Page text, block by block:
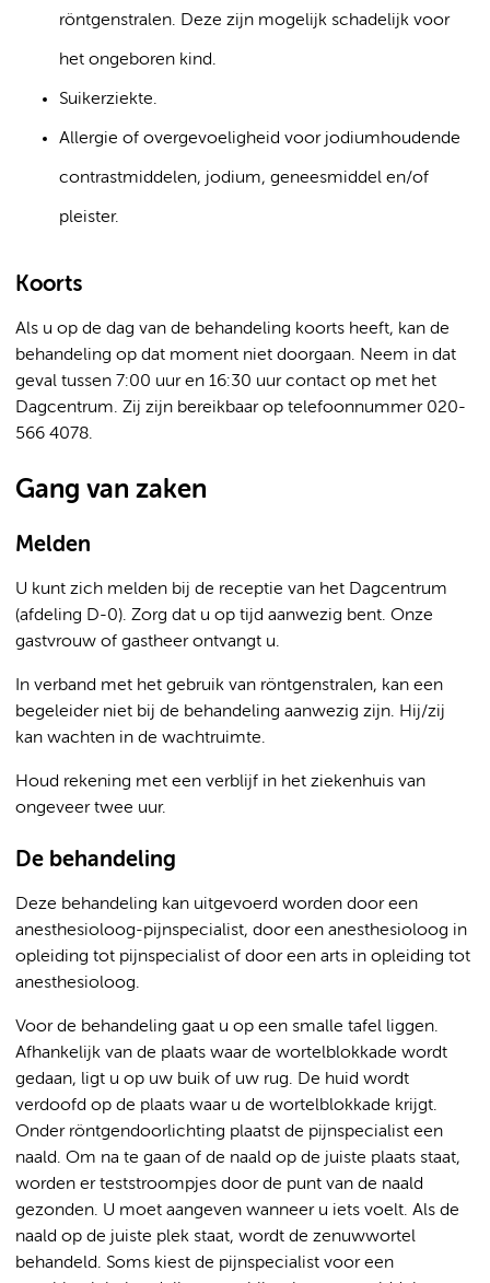
röntgenstralen. Deze zijn mogelijk schadelijk voor
het ongeboren kind.
Suikerziekte.
Allergie of overgevoeligheid voor jodiumhoudende
contrastmiddelen, jodium, geneesmiddel en/of
pleister.
Koorts
Als u op de dag van de behandeling koorts heeft, kan de
behandeling op dat moment niet doorgaan. Neem in dat
geval tussen 7:00 uur en 16:30 uur contact op met het
Dagcentrum. Zij zijn bereikbaar op telefoonnummer 020-
566 4078.
Gang van zaken
Melden
U kunt zich melden bij de receptie van het Dagcentrum
(afdeling D-0). Zorg dat u op tijd aanwezig bent. Onze
gastvrouw of gastheer ontvangt u.
In verband met het gebruik van röntgenstralen, kan een
begeleider niet bij de behandeling aanwezig zijn. Hij/zij
kan wachten in de wachtruimte.
Houd rekening met een verblijf in het ziekenhuis van
ongeveer twee uur.
De behandeling
Deze behandeling kan uitgevoerd worden door een
anesthesioloog-pijnspecialist, door een anesthesioloog in
opleiding tot pijnspecialist of door een arts in opleiding tot
anesthesioloog.
Voor de behandeling gaat u op een smalle tafel liggen.
Afhankelijk van de plaats waar de wortelblokkade wordt
gedaan, ligt u op uw buik of uw rug. De huid wordt
verdoofd op de plaats waar u de wortelblokkade krijgt.
Onder röntgendoorlichting plaatst de pijnspecialist een
naald. Om na te gaan of de naald op de juiste plaats staat,
worden er teststroompjes door de punt van de naald
gezonden. U moet aangeven wanneer u iets voelt. Als de
naald op de juiste plek staat, wordt de zenuwwortel
behandeld. Soms kiest de pijnspecialist voor een